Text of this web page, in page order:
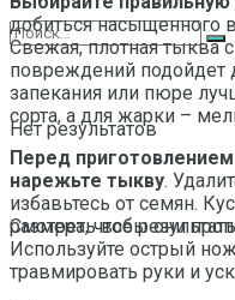
Нет результатов
Смотреть все
добиться насыщенного
Свежая, плотная тыква
повреждений подойдет
запекания или пюре
сорта, а для жарки –
Перед
нарежьте тыкву.
избавьтесь от семян.
размера, чтобы они
Используйте острый
травмировать руки и